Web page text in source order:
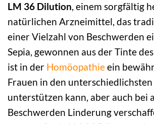
LM 36 Dilution, einem sorgfältig
natürlichen Arzneimittel, das
einer Vielzahl von Beschwerden
Sepia, gewonnen aus der Tinte
ist in der Homöopathieein
Frauen in den unterschiedlichsten
unterstützen kann, aber auch bei
Beschwerden Linderung